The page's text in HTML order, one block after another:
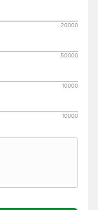
20000
50000
10000
10000